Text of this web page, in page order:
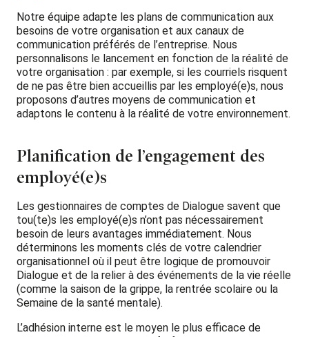
Notre équipe adapte les plans de communication aux
besoins de votre organisation et aux canaux de
communication préférés de l’entreprise. Nous
personnalisons le lancement en fonction de la réalité de
votre organisation : par exemple, si les courriels risquent
de ne pas être bien accueillis par les employé(e)s, nous
proposons d’autres moyens de communication et
adaptons le contenu à la réalité de votre environnement.
Planification de l’engagement des
employé(e)s
Les gestionnaires de comptes de Dialogue savent que
tou(te)s les employé(e)s n’ont pas nécessairement
besoin de leurs avantages immédiatement. Nous
déterminons les moments clés de votre calendrier
organisationnel où il peut être logique de promouvoir
Dialogue et de la relier à des événements de la vie réelle
(comme la saison de la grippe, la rentrée scolaire ou la
Semaine de la santé mentale).
L’adhésion interne est le moyen le plus efficace de